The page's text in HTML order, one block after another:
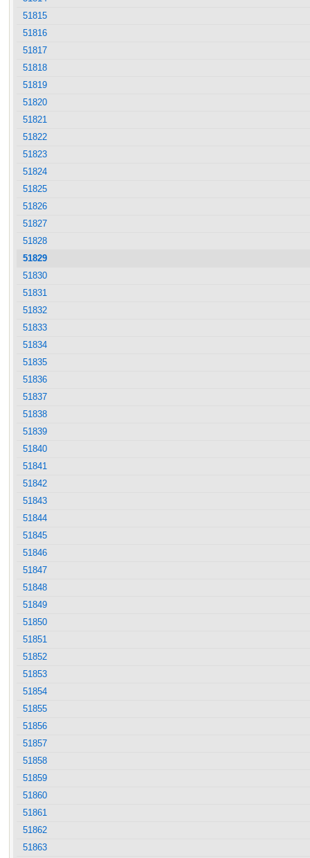
51815
51816
51817
51818
51819
51820
51821
51822
51823
51824
51825
51826
51827
51828
51829
51830
51831
51832
51833
51834
51835
51836
51837
51838
51839
51840
51841
51842
51843
51844
51845
51846
51847
51848
51849
51850
51851
51852
51853
51854
51855
51856
51857
51858
51859
51860
51861
51862
51863